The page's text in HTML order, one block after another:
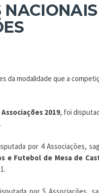
da modalidade que a
2019, foi
por 4 Associações,
e Futebol de Mesa de